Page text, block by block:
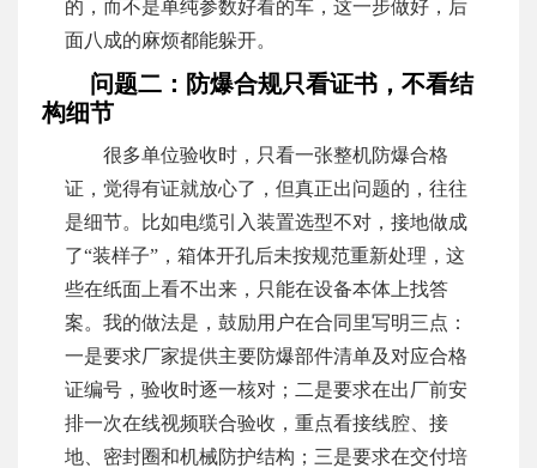
的，而不是单纯参数好看的车，这一步做好，后
面八成的麻烦都能躲开。
问题二：防爆合规只看证书，不看结
构细节
很多单位验收时，只看一张整机防爆合格
证，觉得有证就放心了，但真正出问题的，往往
是细节。比如电缆引入装置选型不对，接地做成
了“装样子”，箱体开孔后未按规范重新处理，这
些在纸面上看不出来，只能在设备本体上找答
案。我的做法是，鼓励用户在合同里写明三点：
一是要求厂家提供主要防爆部件清单及对应合格
证编号，验收时逐一核对；二是要求在出厂前安
排一次在线视频联合验收，重点看接线腔、接
地、密封圈和机械防护结构；三是要求在交付培